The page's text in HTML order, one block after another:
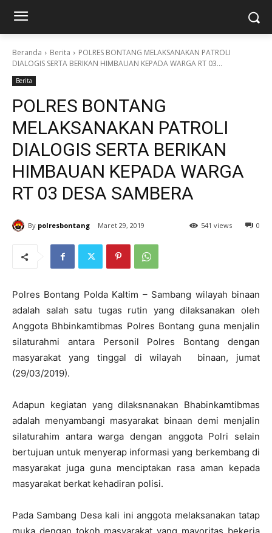
Beranda Berita
POLRES BONTANG MELAKSANAKAN PATROLI
DIALOGIS SERTA BERIKAN HIMBAUAN KEPADA WARGA RT 03...
Berita
POLRES BONTANG
MELAKSANAKAN PATROLI
DIALOGIS SERTA BERIKAN
HIMBAUAN KEPADA WARGA
RT 03 DESA SAMBERA
By polresbontang Maret 29, 2019 0
541 views
Polres Bontang Polda Kaltim – Sambang wilayah binaan
adalah salah satu tugas rutin yang dilaksanakan oleh
Anggota Bhbinkamtibmas Polres Bontang guna menjalin
silaturahmi antara Personil Polres Bontang dengan
masyarakat yang tinggal di wilayah binaan, jumat
(29/03/2019).
Adapun kegiatan yang dilaksnanakan Bhabinkamtibmas
adalah menyambangi masyarakat binaan demi menjalin
silaturahim antara warga dengan anggota Polri selain
bertujuan untuk menyerap informasi yang berkembang di
masyarakat juga guna menciptakan rasa aman kepada
masyarakat berkat kehadiran polisi.
Pada Sambang Desa kali ini anggota melaksanakan tatap